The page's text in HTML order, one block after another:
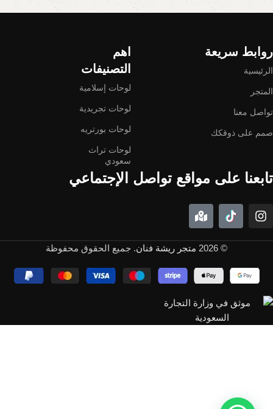
Read More
روابط سريعة
الرئيسية
المتجر
تواصل معنا
صمم على ذوقكك
اهم
التصنيفات
لوحات إسلامية
لوحات تجريدية
لوحات بورتريه
لوحات تراث
سعودي
تابعنا على مواقع تواصل الإجتماعي
© 2026 متجر ريشة فنان. جميع الحقوق محفوظة